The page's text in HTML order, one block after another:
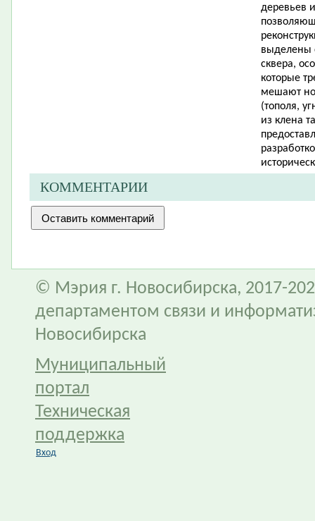
деревьев
выделены
сквера,
которые
мешают
(тополя,
из клена
КОММЕНТАРИИ
© Мэрия г. Новосибирска, 2017-
департаментом связи и
Новосибирска
Муниципальный
портал
Техническая
поддержка
Вход